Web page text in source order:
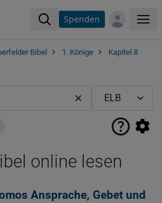
Spenden
Bibel 1. Könige
Kapitel 8
online lesen
Ansprache, Gebet und